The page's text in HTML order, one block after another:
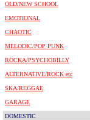
OLD/NEW SCHOOL
EMOTIONAL
CHAOTIC
MELODIC/POP PUNK
ROCKA/PSYCHOBILLY
ALTERNATIVE/ROCK etc
SKA/REGGAE
GARAGE
DOMESTIC